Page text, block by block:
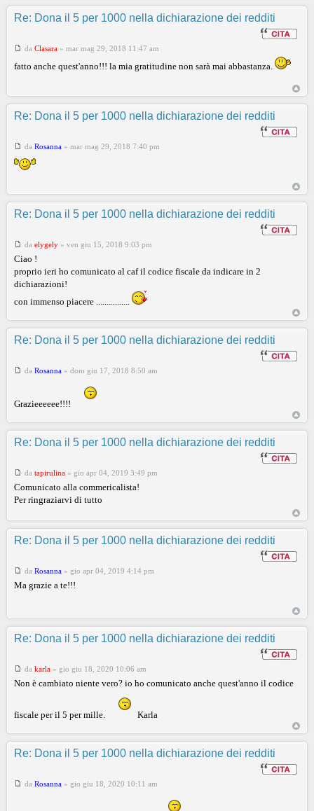
Re: Dona il 5 per 1000 nella dichiarazione dei redditi
da Clasara » mar mag 29, 2018 11:47 am
fatto anche quest'anno!!! la mia gratitudine non sarà mai abbastanza.
Re: Dona il 5 per 1000 nella dichiarazione dei redditi
da Rosanna » mar mag 29, 2018 7:40 pm
Re: Dona il 5 per 1000 nella dichiarazione dei redditi
da elygely » ven giu 15, 2018 9:03 pm
Ciao !
proprio ieri ho comunicato al caf il codice fiscale da indicare in 2
dichiarazioni!
con immenso piacere ................
Re: Dona il 5 per 1000 nella dichiarazione dei redditi
da Rosanna » dom giu 17, 2018 8:50 am
Grazieeeeee!!!!
Re: Dona il 5 per 1000 nella dichiarazione dei redditi
da tapirulina » gio apr 04, 2019 3:49 pm
Comunicato alla commericalista!
Per ringraziarvi di tutto
Re: Dona il 5 per 1000 nella dichiarazione dei redditi
da Rosanna » gio apr 04, 2019 4:14 pm
Ma grazie a te!!!
Re: Dona il 5 per 1000 nella dichiarazione dei redditi
da karla » gio giu 18, 2020 10:06 am
Non è cambiato niente vero? io ho comunicato anche quest'anno il codice
fiscale per il 5 per mille. Karla
Re: Dona il 5 per 1000 nella dichiarazione dei redditi
da Rosanna » gio giu 18, 2020 10:11 am